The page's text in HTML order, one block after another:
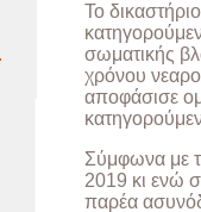
Το
σωματικής
χρόνου
αποφάσισε
Σύμφωνα με
2019 κι ενώ
παρέα